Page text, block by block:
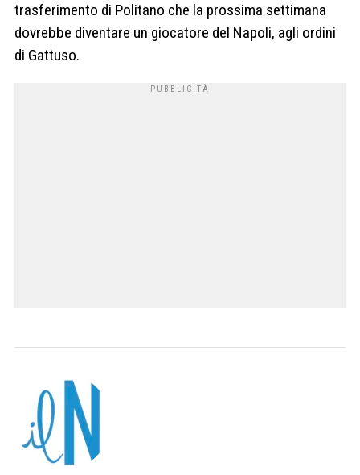
trasferimento di Politano che la prossima settimana
dovrebbe diventare un giocatore del Napoli, agli ordini
di Gattuso.